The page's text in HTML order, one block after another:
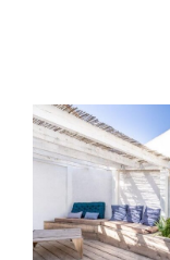
Nous assurons
vente, d'achatou
à toutes les
conciergerie
saisonnière allant